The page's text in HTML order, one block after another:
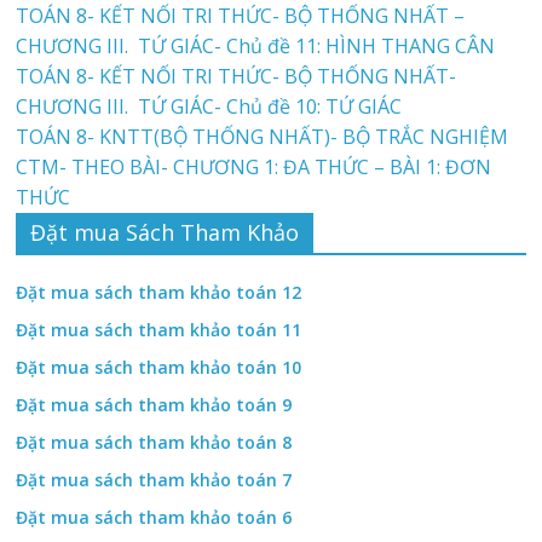
TOÁN 8- KẾT NỐI TRI THỨC- BỘ THỐNG NHẤT –
CHƯƠNG III. TỨ GIÁC- Chủ đề 11: HÌNH THANG CÂN
TOÁN 8- KẾT NỐI TRI THỨC- BỘ THỐNG NHẤT-
CHƯƠNG III. TỨ GIÁC- Chủ đề 10: TỨ GIÁC
TOÁN 8- KNTT(BỘ THỐNG NHẤT)- BỘ TRẮC NGHIỆM
CTM- THEO BÀI- CHƯƠNG 1: ĐA THỨC – BÀI 1: ĐƠN
THỨC
Đặt mua Sách Tham Khảo
Đặt mua sách tham khảo toán 12
Đặt mua sách tham khảo toán 11
Đặt mua sách tham khảo toán 10
Đặt mua sách tham khảo toán 9
Đặt mua sách tham khảo toán 8
Đặt mua sách tham khảo toán 7
Đặt mua sách tham khảo toán 6